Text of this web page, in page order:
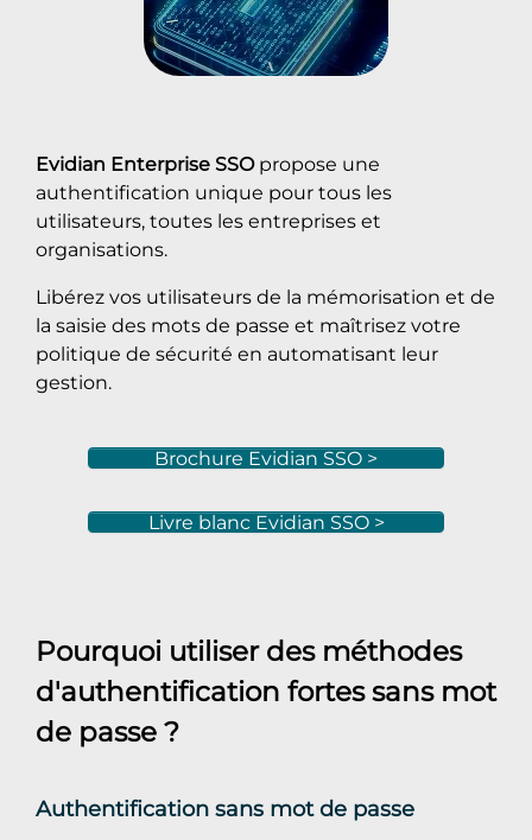
Evidian Enterprise SSOpropose une
authentification unique pour tous les
utilisateurs, toutes les entreprises et
organisations.
Libérez vos utilisateurs de la mémorisation et de
la saisie des mots de passe et maîtrisez votre
politique de sécurité en automatisant leur
gestion.
Brochure Evidian SSO >
Livre blanc Evidian SSO >
Pourquoi utiliser des méthodes
d'authentification fortes sans mot
de passe ?
Authentification sans mot de passe